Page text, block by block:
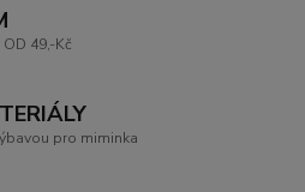
49,-Kč
pro miminka